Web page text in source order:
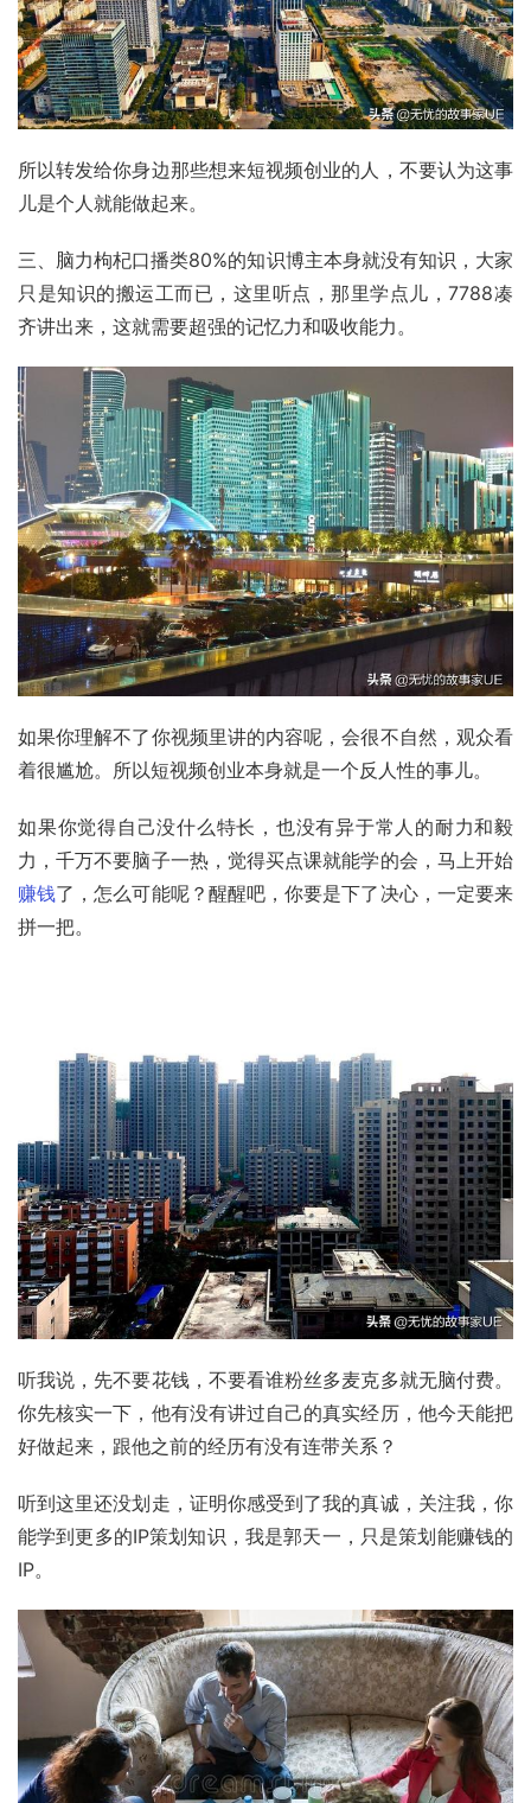
所以转发给你身边那些想来短视频创业的人，不要认为这事
儿是个人就能做起来。
三、脑力枸杞口播类80%的知识博主本身就没有知识，大家
只是知识的搬运工而已，这里听点，那里学点儿，7788凑
齐讲出来，这就需要超强的记忆力和吸收能力。
如果你理解不了你视频里讲的内容呢，会很不自然，观众看
着很尴尬。所以短视频创业本身就是一个反人性的事儿。
如果你觉得自己没什么特长，也没有异于常人的耐力和毅
力，千万不要脑子一热，觉得买点课就能学的会，马上开始
赚钱了，怎么可能呢？醒醒吧，你要是下了决心，一定要来
拼一把。
听我说，先不要花钱，不要看谁粉丝多麦克多就无脑付费。
你先核实一下，他有没有讲过自己的真实经历，他今天能把
好做起来，跟他之前的经历有没有连带关系？
听到这里还没划走，证明你感受到了我的真诚，关注我，你
能学到更多的IP策划知识，我是郭天一，只是策划能赚钱的
IP。